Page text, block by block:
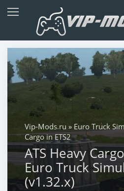
Vip-Mods.ru »Euro Truck
Cargo in ETS2
ATS Heavy
Euro Truck
(v1.32.x)